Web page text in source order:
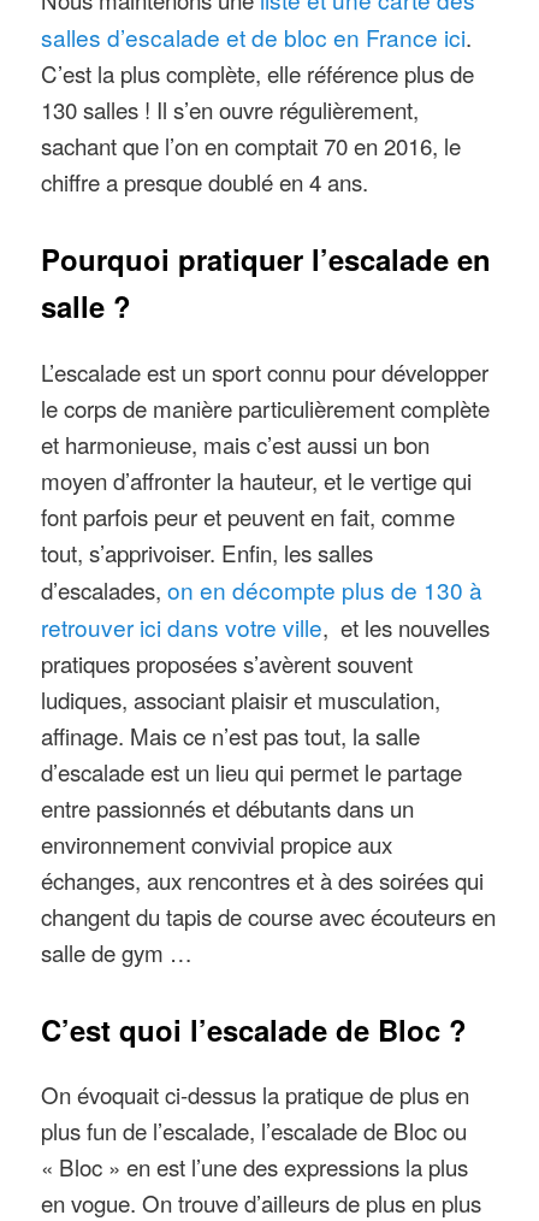
salles d’escalade et de bloc en France ici.
C’est la plus complète, elle référence plus de
130 salles ! Il s’en ouvre régulièrement,
sachant que l’on en comptait 70 en 2016, le
chiffre a presque doublé en 4 ans.
Pourquoi pratiquer l’escalade en
salle ?
L’escalade est un sport connu pour développer
le corps de manière particulièrement complète
et harmonieuse, mais c’est aussi un bon
moyen d’affronter la hauteur, et le vertige qui
font parfois peur et peuvent en fait, comme
tout, s’apprivoiser. Enfin, les salles
d’escalades,on en décompte plus de 130 à
retrouver ici dans votre ville, et les nouvelles
pratiques proposées s’avèrent souvent
ludiques, associant plaisir et musculation,
affinage. Mais ce n’est pas tout, la salle
d’escalade est un lieu qui permet le partage
entre passionnés et débutants dans un
environnement convivial propice aux
échanges, aux rencontres et à des soirées qui
changent du tapis de course avec écouteurs en
salle de gym …
C’est quoi l’escalade de Bloc ?
On évoquait ci-dessus la pratique de plus en
plus fun de l’escalade, l’escalade de Bloc ou
« Bloc » en est l’une des expressions la plus
en vogue. On trouve d’ailleurs de plus en plus